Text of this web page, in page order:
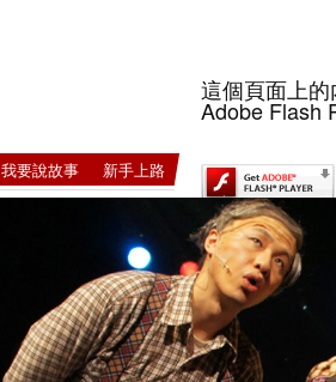
這個頁面上
Adobe Flash
我要說故事 新手上路